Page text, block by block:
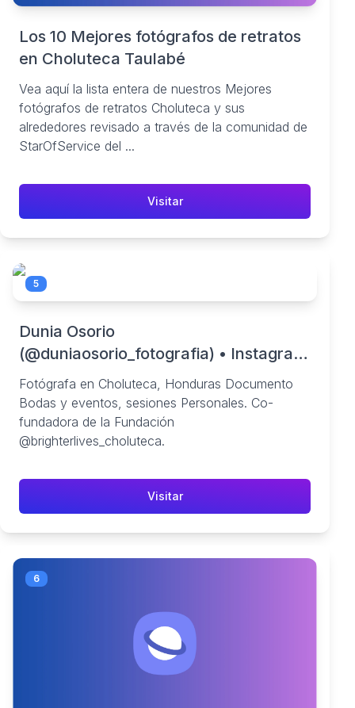
Los 10 Mejores fotógrafos de retratos
en Choluteca Taulabé
Vea aquí la lista entera de nuestros Mejores
fotógrafos de retratos Choluteca y sus
alrededores revisado a través de la comunidad de
StarOfService del ...
Visitar
5
Dunia Osorio
(@duniaosorio_fotografia) • Instagram
photos and videos
Fotógrafa en Choluteca, Honduras Documento
Bodas y eventos, sesiones Personales. Co-
fundadora de la Fundación
@brighterlives_choluteca.
Visitar
6